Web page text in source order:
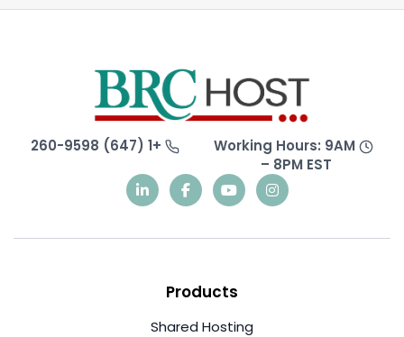
Working Hours: 9AM
– 8PM EST
+1 (647) 260-9598
Products
Shared Hosting